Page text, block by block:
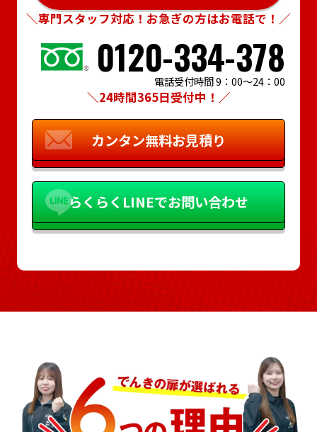
＼専門スタッフ対応！お急ぎの方はお電話で！／
0120-334-378
電話受付時間 9：00～24：00
＼24時間365日受付中！／
カンタン無料お見積り
らくらくLINEでお問い合わせ